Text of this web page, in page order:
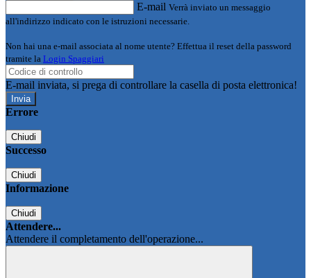
E-mail Verrà inviato un messaggio
all'indirizzo indicato con le istruzioni necessarie.
Non hai una e-mail associata al nome utente? Effettua il reset della password
tramite la Login Spaggiari
E-mail inviata, si prega di controllare la casella di posta elettronica!
Errore
Chiudi
Successo
Chiudi
Informazione
Chiudi
Attendere...
Attendere il completamento dell'operazione...